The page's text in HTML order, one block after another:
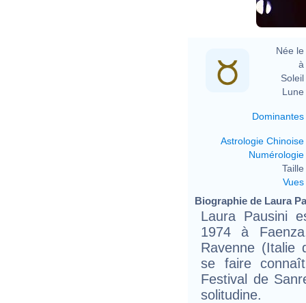
Née le
à
Soleil
Lune
Dominantes
Astrologie Chinoise
Numérologie
Taille
Vues
Biographie de Laura
Laura Pausini
1974 à
Ravenne (Italie
se faire
Festival de
solitudine.